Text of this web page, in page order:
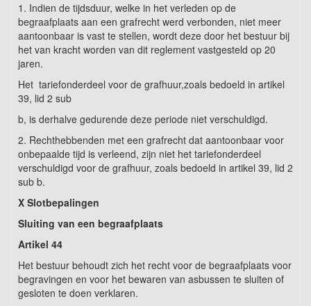
1. Indien de tijdsduur, welke in het verleden op de
begraafplaats aan een grafrecht werd verbonden, niet meer
aantoonbaar is vast te stellen, wordt deze door het bestuur bij
het van kracht worden van dit reglement vastgesteld op 20
jaren.
Het tariefonderdeel voor de grafhuur,zoals bedoeld in artikel
39, lid 2 sub
b, is derhalve gedurende deze periode niet verschuldigd.
2. Rechthebbenden met een grafrecht dat aantoonbaar voor
onbepaalde tijd is verleend, zijn niet het tariefonderdeel
verschuldigd voor de grafhuur, zoals bedoeld in artikel 39, lid 2
sub b.
X Slotbepalingen
Sluiting van een begraafplaats
Artikel 44
Het bestuur behoudt zich het recht voor de begraafplaats voor
begravingen en voor het bewaren van asbussen te sluiten of
gesloten te doen verklaren.